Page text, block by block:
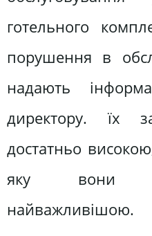
готельного
порушення в
надають
директору. їх
достатньо
яку вони
найважливішою.